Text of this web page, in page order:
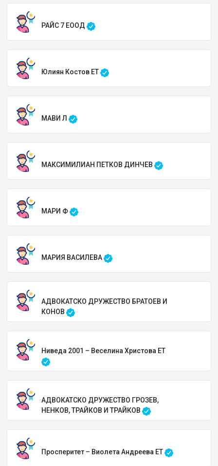
РАЙС 7 ЕООД
Юлиян Костов ЕТ
МАВИ Л
МАКСИМИЛИАН ПЕТКОВ ДИНЧЕВ
МАРИ Ф
МАРИЯ ВАСИЛЕВА
АДВОКАТСКО ДРУЖЕСТВО БРАТОЕВ И
КОНОВ
Ниведа 2001 – Веселина Христова ЕТ
АДВОКАТСКО ДРУЖЕСТВО ГРОЗЕВ,
НЕНКОВ, ТРАЙКОВ И ТРАЙКОВ
Просперитет – Виолета Андреева ЕТ